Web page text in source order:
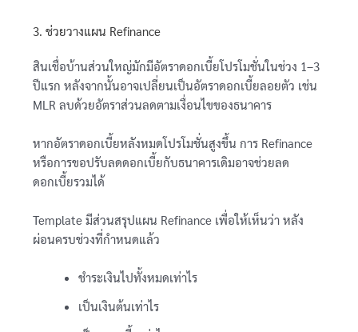
3. ช่วยวางแผน Refinance
สินเชื่อบ้านส่วนใหญ่มักมีอัตราดอกเบี้ยโปรโมชั่นในช่วง 1–3
ปีแรก หลังจากนั้นอาจเปลี่ยนเป็นอัตราดอกเบี้ยลอยตัว เช่น
MLR ลบด้วยอัตราส่วนลดตามเงื่อนไขของธนาคาร
หากอัตราดอกเบี้ยหลังหมดโปรโมชั่นสูงขึ้น การ Refinance
หรือการขอปรับลดดอกเบี้ยกับธนาคารเดิมอาจช่วยลด
ดอกเบี้ยรวมได้
Template มีส่วนสรุปแผน Refinance เพื่อให้เห็นว่า หลัง
ผ่อนครบช่วงที่กำหนดแล้ว
ชำระเงินไปทั้งหมดเท่าไร
เป็นเงินต้นเท่าไร